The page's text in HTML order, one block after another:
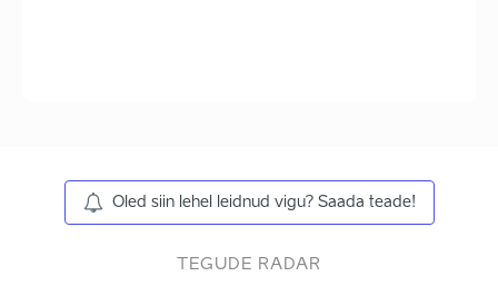
Oled siin lehel leidnud vigu? Saada teade!
TEGUDE RADAR